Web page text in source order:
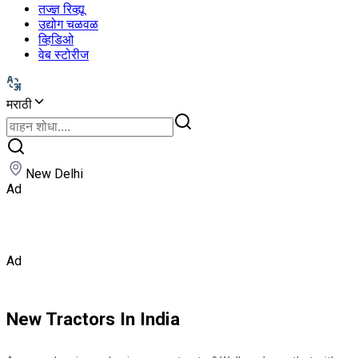
तज्ज्ञ रिव्ह्यू
उद्योग चळवळ
व्हिडिओ
वेब स्टोरीज
मराठी
New Delhi
Ad
Ad
New Tractors In India